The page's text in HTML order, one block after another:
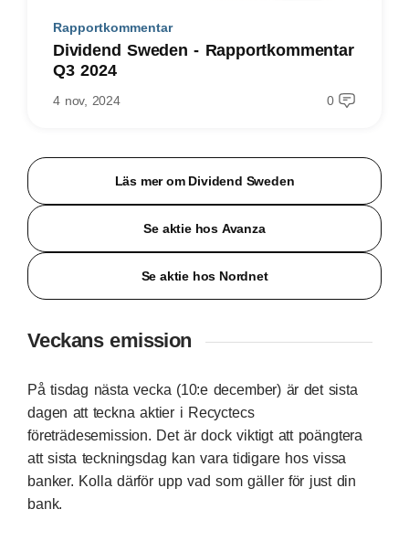
Rapportkommentar
Dividend Sweden - Rapportkommentar
Q3 2024
4 nov, 2024 0
Läs mer om Dividend Sweden
Se aktie hos Avanza
Se aktie hos Nordnet
Veckans emission
På tisdag nästa vecka (10:e december) är det sista
dagen att teckna aktier i Recyctecs
företrädesemission. Det är dock viktigt att poängtera
att sista teckningsdag kan vara tidigare hos vissa
banker. Kolla därför upp vad som gäller för just din
bank.